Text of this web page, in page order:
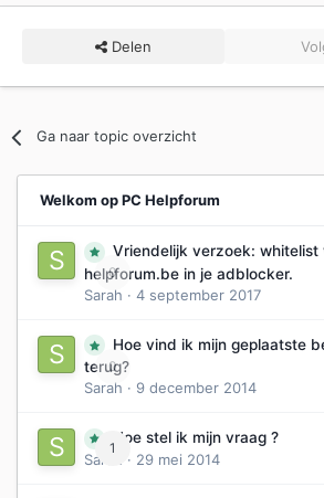
Delen
Ga naar topic overzicht
Welkom op PC Helpforum
0
Vriendelijk verzoek: whitelist
helpforum.be in je adblocker.
Sarah · 4 september 2017
0
Hoe vind ik mijn geplaatste
terug?
Sarah · 9 december 2014
1
Hoe stel ik mijn vraag ?
Sarah
· 29 mei 2014